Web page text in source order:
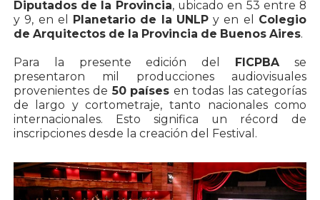
Diputados de la Provincia, ubicado en 53 entre 8
y 9, en el
Planetario de la UNLPy en el Colegio
de Arquitectos de la Provincia de Buenos Aires.
Para la presente edición del FICPBAse
presentaron mil producciones audiovisuales
provenientes de 50 países en todas las categorías
de largo y cortometraje, tanto nacionales como
internacionales. Esto significa un récord de
inscripciones desde la creación del Festival.